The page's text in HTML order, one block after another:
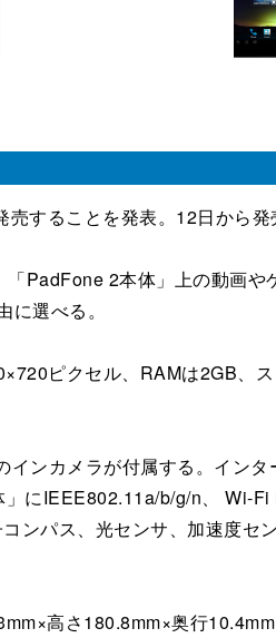
することを発表。12日から発
PadFone 2本体」上の動画や
選べる。
ピクセル、RAMは2GB、
ンカメラが付属する。インタ
にIEEE802.11a/b/g/n、 Wi-Fi
ンパス、光センサ、加速度セ
高さ180.8mm×奥行